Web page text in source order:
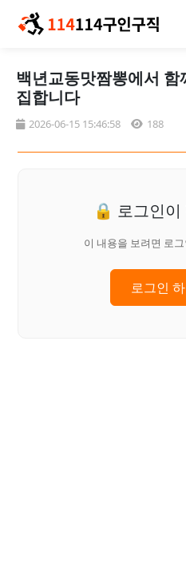
백년교동맛짬뽕에서
집합니다
2026-06-15 15:46:58 188
🔒 로그인
이 내용을 보려면 로
로그인